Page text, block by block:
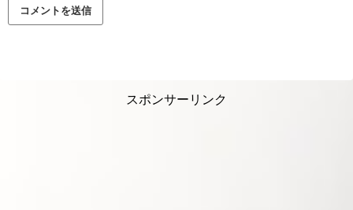
スポンサーリンク